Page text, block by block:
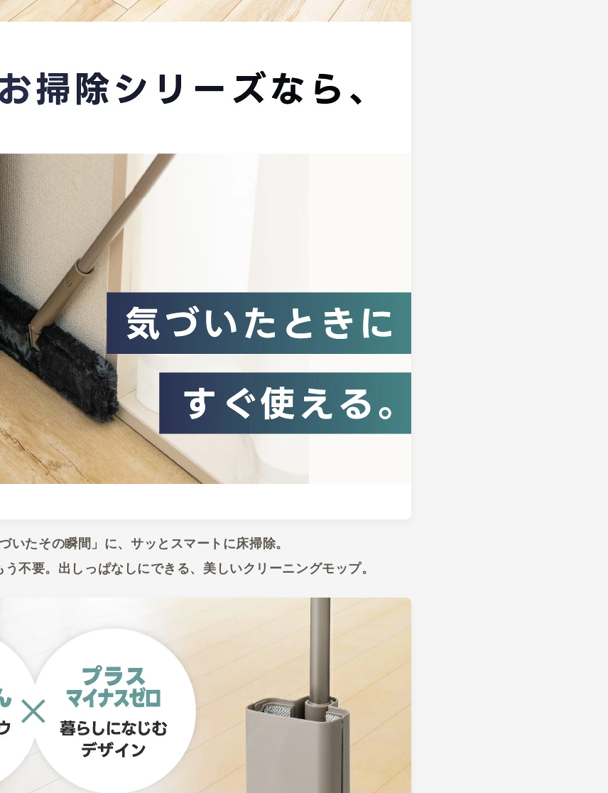
づいたその瞬間」に、サッとスマートに床掃除。
不要。出しっぱなしにできる、美しいクリーニングモップ。